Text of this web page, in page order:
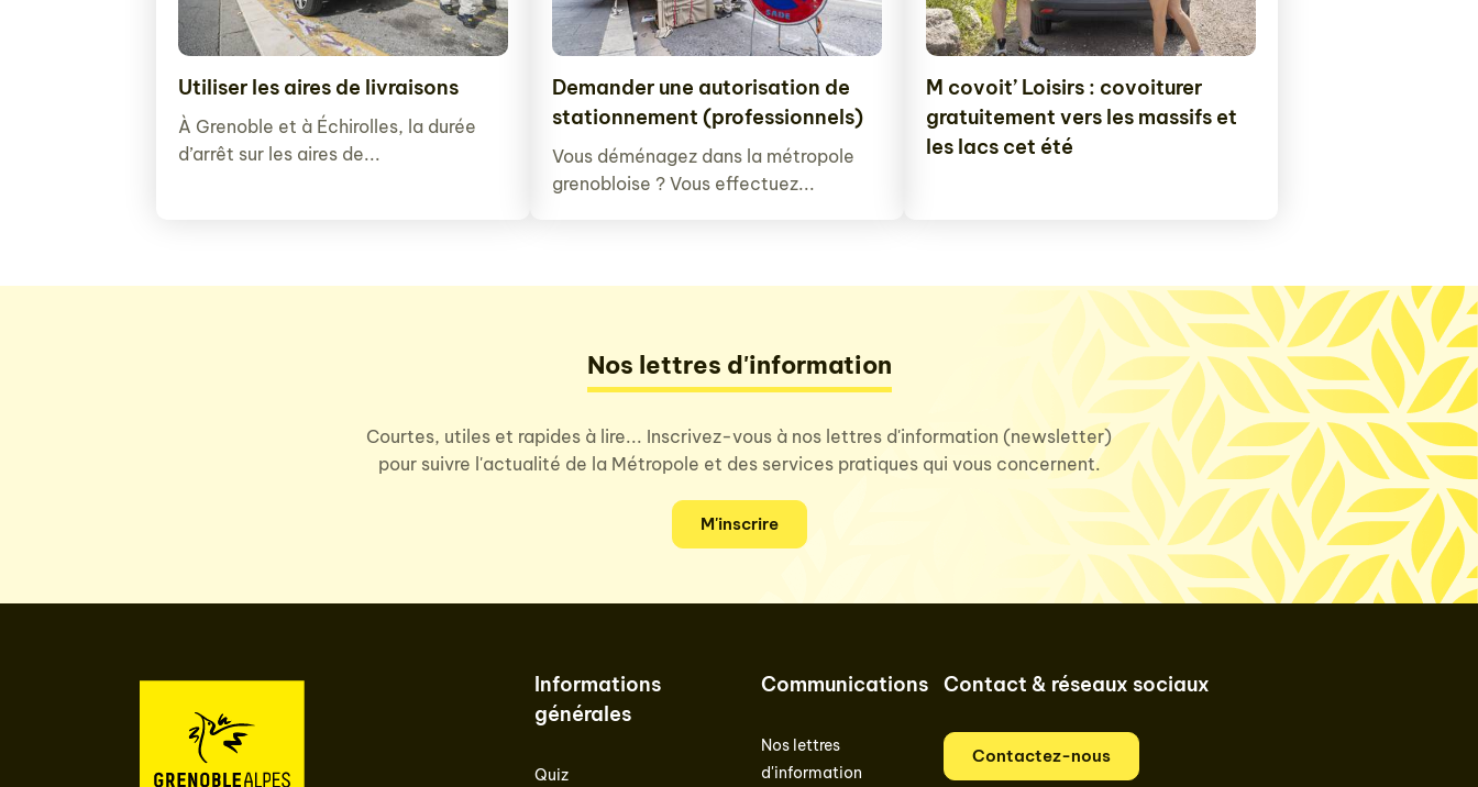
Utiliser les aires de livraisons
À Grenoble et à Échirolles, la durée
d’arrêt sur les aires de...
Demander une autorisation de
stationnement (professionnels)
Vous déménagez dans la métropole
grenobloise ? Vous effectuez...
M covoit’ Loisirs : covoiturer
gratuitement vers les massifs et
les lacs cet été
Nos lettres d'information
Courtes, utiles et rapides à lire... Inscrivez-vous à nos lettres d'information (newsletter)
pour suivre l'actualité de la Métropole et des services pratiques qui vous concernent.
M'inscrire
Informations
générales
Quiz
Communications
Nos lettres
d'information
Contact & réseaux sociaux
Contactez-nous